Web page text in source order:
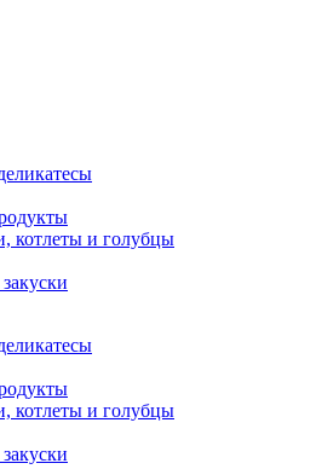
котлеты и голубцы
котлеты и голубцы